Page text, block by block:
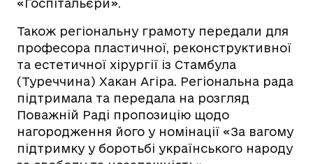
«Госпітальєри».
Також регіональну грамоту передали для
професора пластичної, реконструктивної
та естетичної хірургії із Стамбула
(Туреччина) Хакан Агіра. Регіональна рада
підтримала та передала на розгляд
Поважній Раді пропозицію щодо
нагородження його у номінації «За вагому
підтримку у боротьбі українського народу